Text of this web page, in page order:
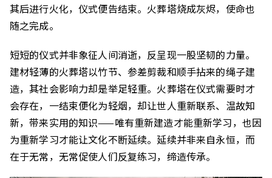
其后进行火化，仪式便告结束。 火葬塔烧成灰烬， 使命也
随之完成。
短短的仪式并非象征人间消逝， 反呈现一股坚韧的力量。
建材轻薄的火葬塔以竹节、 参差剪裁和顺手拈来的绳子建
造，其社会影响力却是举足轻重。 火葬塔在仪式需要时才
会存在， 一结束便化为轻烟，却让世人重新联系、温故知
新，带来实用的知识——唯有重新建造才能重新学习， 也因
为重新学习才能让文化不断延续。 延续并非来自永恒， 而
在于无常， 无常促使人们反复练习， 缔造传承。